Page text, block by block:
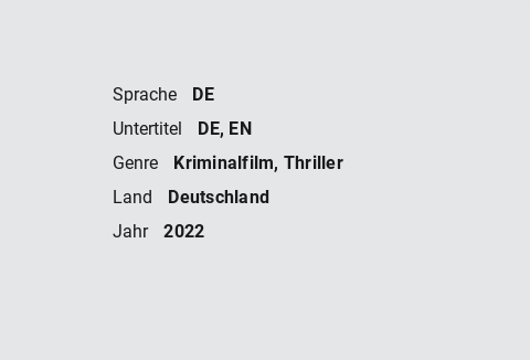
Sprache DE
Untertitel DE, EN
Genre Kriminalfilm, Thriller
Land Deutschland
Jahr 2022